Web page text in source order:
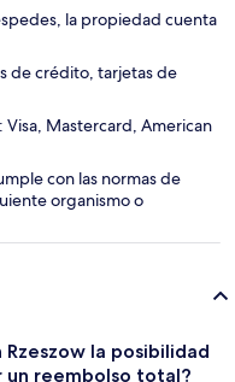
la propiedad cuenta
de crédito, tarjetas de
Mastercard, American
con las normas de
organismo o
la posibilidad
un reembolso total?